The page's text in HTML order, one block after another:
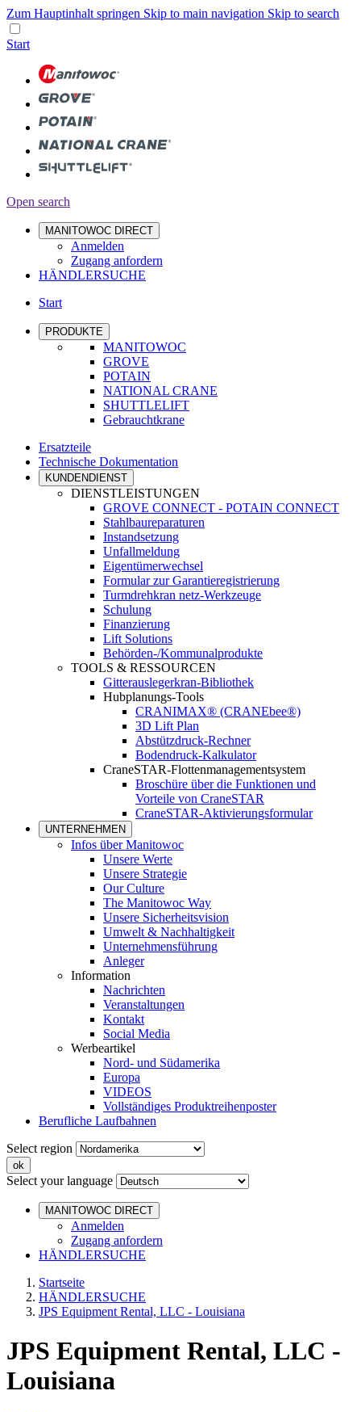
Zum Hauptinhalt springen Skip to main navigation Skip to search
Start
Open search
MANITOWOC DIRECT
Anmelden
Zugang anfordern
HÄNDLERSUCHE
Start
PRODUKTE
MANITOWOC
GROVE
POTAIN
NATIONAL CRANE
SHUTTLELIFT
Gebrauchtkrane
Ersatzteile
Technische Dokumentation
KUNDENDIENST
DIENSTLEISTUNGEN
GROVE CONNECT - POTAIN CONNECT
Stahlbaureparaturen
Instandsetzung
Unfallmeldung
Eigentümerwechsel
Formular zur Garantieregistrierung
Turmdrehkran netz-Werkzeuge
Schulung
Finanzierung
Lift Solutions
Behörden-/Kommunalprodukte
TOOLS & RESSOURCEN
Gitterauslegerkran-Bibliothek
Hubplanungs-Tools
CRANIMAX® (CRANEbee®)
3D Lift Plan
Abstützdruck-Rechner
Bodendruck-Kalkulator
CraneSTAR-Flottenmanagementsystem
Broschüre über die Funktionen und
Vorteile von CraneSTAR
CraneSTAR-Aktivierungsformular
UNTERNEHMEN
Infos über Manitowoc
Unsere Werte
Unsere Strategie
Our Culture
The Manitowoc Way
Unsere Sicherheitsvision
Umwelt & Nachhaltigkeit
Unternehmensführung
Anleger
Information
Nachrichten
Veranstaltungen
Kontakt
Social Media
Werbeartikel
Nord- und Südamerika
Europa
VIDEOS
Vollständiges Produktreihenposter
Berufliche Laufbahnen
Select region
Select your language
MANITOWOC DIRECT
Anmelden
Zugang anfordern
HÄNDLERSUCHE
Startseite
HÄNDLERSUCHE
JPS Equipment Rental, LLC - Louisiana
JPS Equipment Rental, LLC -
Louisiana